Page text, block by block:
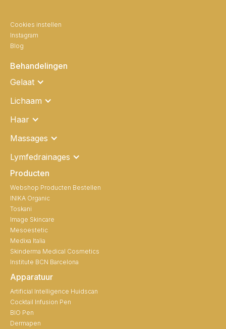
Cookies instellen
Instagram
Blog
Behandelingen
Gelaat
Lichaam
Haar
Massages
Lymfedrainages
Producten
Webshop Producten Bestellen
INIKA Organic
Toskani
Image Skincare
Mesoestetic
Medixa Italia
Skinderma Medical Cosmetics
Institute BCN Barcelona
Apparatuur
Artificial Intelligence Huidscan
Cocktail Infusion Pen
BIO Pen
Dermapen